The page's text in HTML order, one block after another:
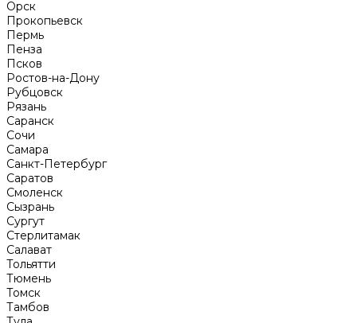
Орск
Прокопьевск
Пермь
Пенза
Псков
Ростов-на-Дону
Рубцовск
Рязань
Саранск
Сочи
Самара
Санкт-Петербург
Саратов
Смоленск
Сызрань
Сургут
Стерлитамак
Салават
Тольятти
Тюмень
Томск
Тамбов